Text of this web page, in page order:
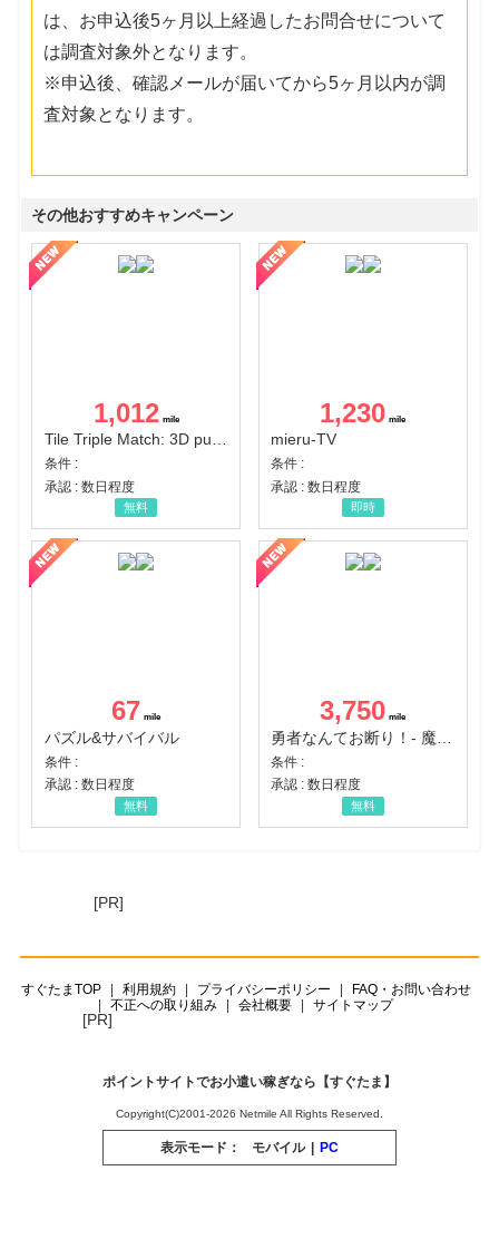
は、お申込後5ヶ月以上経過したお問合せについて
は調査対象外となります。
※申込後、確認メールが届いてから5ヶ月以内が調
査対象となります。
その他おすすめキャンペーン
1,012
Tile Triple Match: 3D puzzle
条件 :
承認 : 数日程度
無料
1,230
mieru-TV
条件 :
承認 : 数日程度
即時
67
パズル&サバイバル
条件 :
承認 : 数日程度
無料
3,750
条件 :
承認 : 数日程度
無料
[PR]
すぐたまTOP 利用規約 プライバシーポリシー
FAQ・お問い合わせ
不正への取り組み
会社概要 サイトマップ
[PR]
ポイントサイトでお小遣い稼ぎなら【すぐたま】
Copyright(C)2001-2026 Netmile All Rights Reserved.
表示モード： モバイル | PC